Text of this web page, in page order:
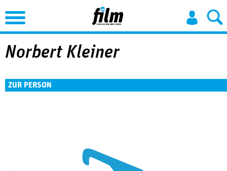
Jump to Navigation
Norbert Kleiner
ZUR PERSON